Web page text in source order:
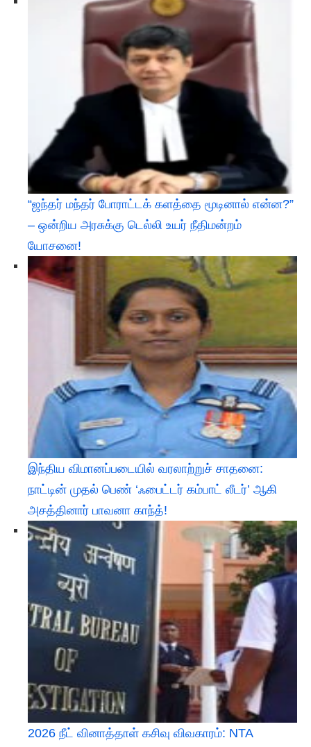
“ஜந்தர் மந்தர் போராட்டக் களத்தை மூடினால் என்ன?”
– ஒன்றிய அரசுக்கு டெல்லி உயர் நீதிமன்றம்
யோசனை!
இந்திய விமானப்படையில் வரலாற்றுச் சாதனை:
நாட்டின் முதல் பெண் ‘ஃபைட்டர் கம்பாட் லீடர்’ ஆகி
அசத்தினார் பாவனா காந்த்!
2026 நீட் வினாத்தாள் கசிவு விவகாரம்: NTA